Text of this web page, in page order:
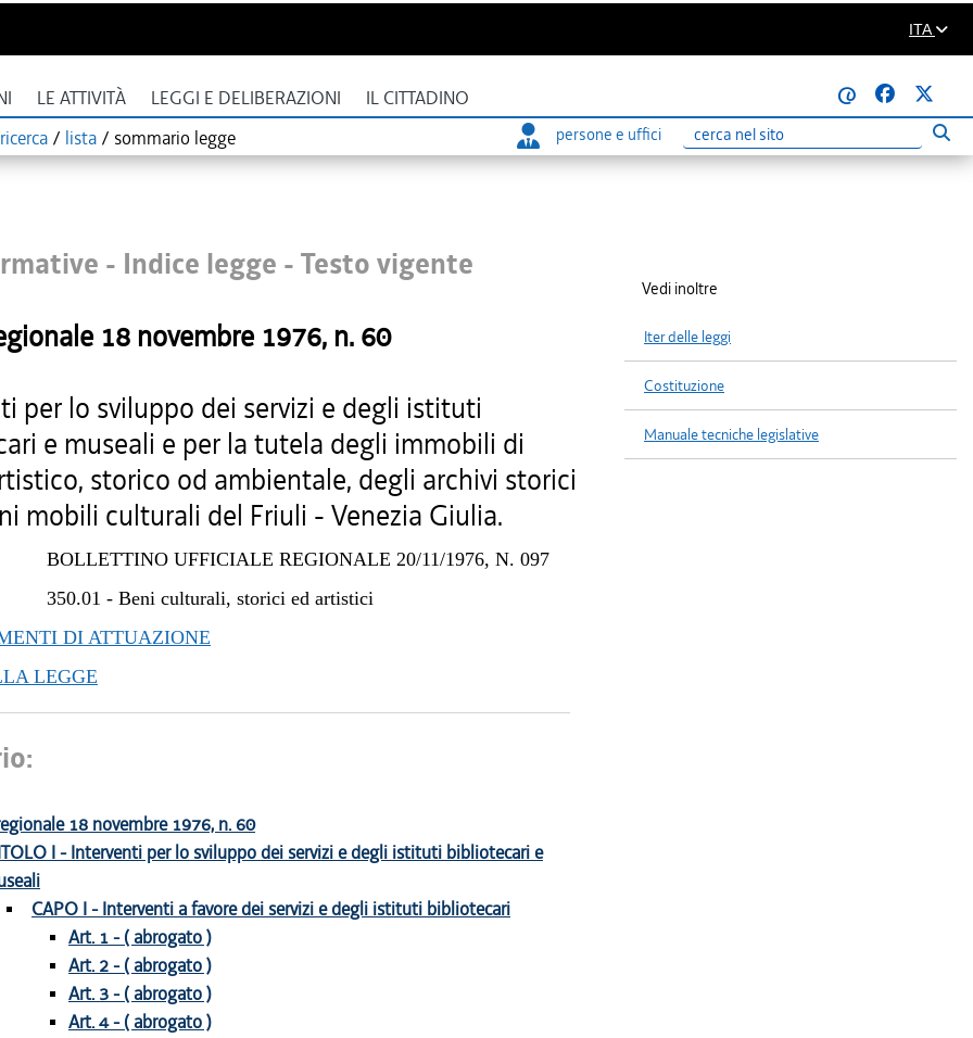
ITA
LE ATTIVITÀ LEGGI E DELIBERAZIONI IL CITTADINO
@
ricerca / lista / sommario legge persone e uffici
Ricerca
- Indice legge - Testo vigente
18 novembre 1976, n. 60
per lo sviluppo dei servizi e degli istituti
e museali e per la tutela degli immobili di
storico od ambientale, degli archivi storici
mobili culturali del Friuli - Venezia Giulia.
BOLLETTINO UFFICIALE REGIONALE 20/11/1976, N. 097
350.01 -Beni culturali, storici ed artistici
DI ATTUAZIONE
LEGGE
18 novembre 1976, n. 60
I - Interventi per lo sviluppo dei servizi e degli istituti bibliotecari e
CAPO I - Interventi a favore dei servizi e degli istituti bibliotecari
Art. 1 - ( abrogato )
Art. 2 - ( abrogato )
Art. 3 - ( abrogato )
Art. 4 - ( abrogato )
Vedi inoltre
Iter delle leggi
Costituzione
Manuale tecniche legislative